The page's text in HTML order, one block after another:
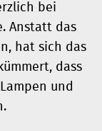
bei
Anstatt das
hat sich das
dass
und